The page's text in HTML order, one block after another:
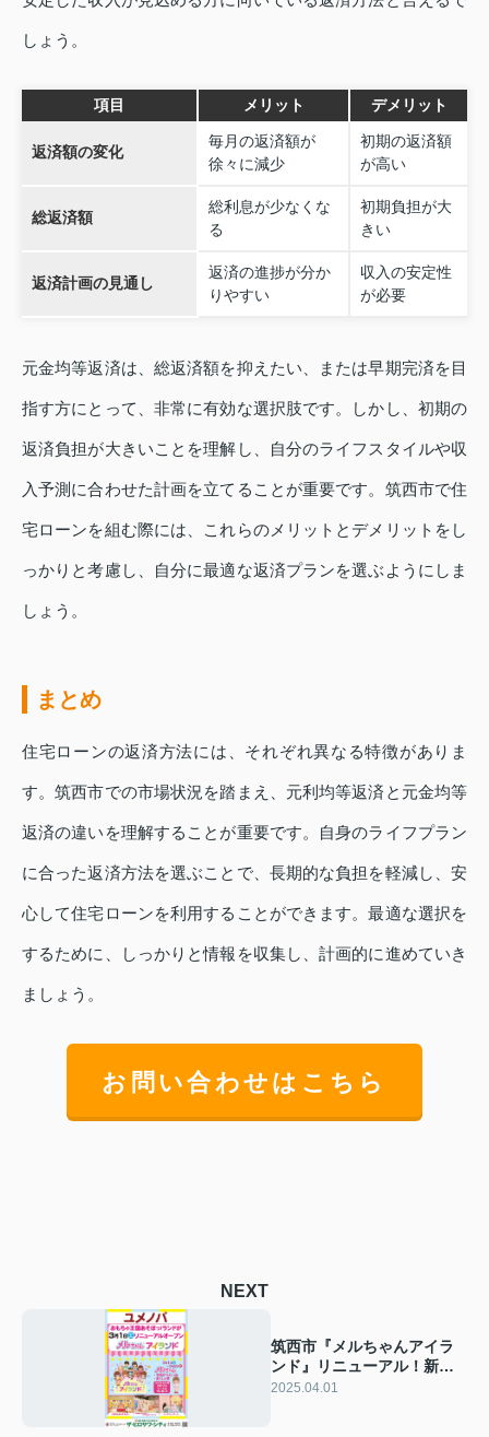
しょう。
項目 メリット デメリット
返済額の変化
毎月の返済額が
徐々に減少
初期の返済額
が高い
総返済額
総利息が少なくな
る
初期負担が大
きい
返済計画の見通し
返済の進捗が分か
りやすい
収入の安定性
が必要
元金均等返済は、総返済額を抑えたい、または早期完済を目
指す方にとって、非常に有効な選択肢です。しかし、初期の
返済負担が大きいことを理解し、自分のライフスタイルや収
入予測に合わせた計画を立てることが重要です。筑西市で住
宅ローンを組む際には、これらのメリットとデメリットをし
っかりと考慮し、自分に最適な返済プランを選ぶようにしま
しょう。
まとめ
住宅ローンの返済方法には、それぞれ異なる特徴がありま
す。筑西市での市場状況を踏まえ、元利均等返済と元金均等
返済の違いを理解することが重要です。自身のライフプラン
に合った返済方法を選ぶことで、長期的な負担を軽減し、安
心して住宅ローンを利用することができます。最適な選択を
するために、しっかりと情報を収集し、計画的に進めていき
ましょう。
お問い合わせはこちら
NEXT
筑西市『メルちゃんアイラ
ンド』リニューアル！新エ
リアと家族で楽しむ魅力を
2025.04.01